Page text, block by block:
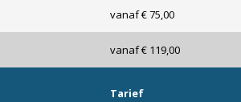
vanaf € 75,00
vanaf € 119,00
Tarief